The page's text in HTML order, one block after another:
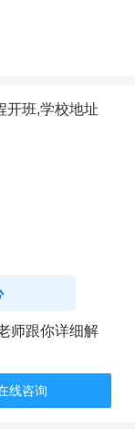
开班,学校地址
师跟你详细解
线咨询